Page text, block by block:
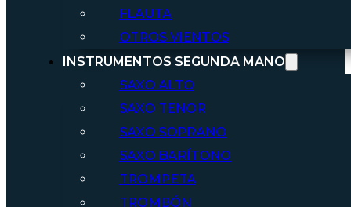
FLAUTA
OTROS VIENTOS
INSTRUMENTOS SEGUNDA MANO
SAXO ALTO
SAXO TENOR
SAXO SOPRANO
SAXO BARÍTONO
TROMPETA
TROMBÓN